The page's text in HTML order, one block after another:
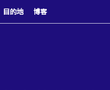
目的地 博客